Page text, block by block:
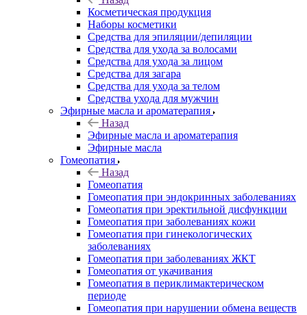
Косметическая продукция
Наборы косметики
Средства для эпиляции/депиляции
Средства для ухода за волосами
Средства для ухода за лицом
Средства для загара
Средства для ухода за телом
Средства ухода для мужчин
Эфирные масла и ароматерапия
Назад
Эфирные масла и ароматерапия
Эфирные масла
Гомеопатия
Назад
Гомеопатия
Гомеопатия при эндокринных заболеваниях
Гомеопатия при эректильной дисфункции
Гомеопатия при заболеваниях кожи
Гомеопатия при гинекологических
заболеваниях
Гомеопатия при заболеваниях ЖКТ
Гомеопатия от укачивания
Гомеопатия в периклимактерическом
периоде
Гомеопатия при нарушении обмена веществ